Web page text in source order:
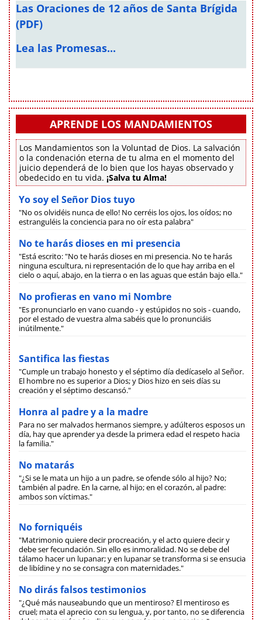
Las Oraciones de 12 años de Santa Brígida
(PDF)
Lea las Promesas...
APRENDE LOS MANDAMIENTOS
Los Mandamientos son la Voluntad de Dios. La salvación
o la condenación eterna de tu alma en el momento del
juicio dependerá de lo bien que los hayas observado y
obedecido en tu vida. ¡Salva tu Alma!
Yo soy el Señor Dios tuyo
"No os olvidéis nunca de ello! No cerréis los ojos, los oídos; no
estranguléis la conciencia para no oír esta palabra"
No te harás dioses en mi presencia
"Está escrito: "No te harás dioses en mi presencia. No te harás
ninguna escultura, ni representación de lo que hay arriba en el
cielo o aquí, abajo, en la tierra o en las aguas que están bajo ella."
No profieras en vano mi Nombre
"Es pronunciarlo en vano cuando - y estúpidos no sois - cuando,
por el estado de vuestra alma sabéis que lo pronunciáis
inútilmente."
Santifica las fiestas
"Cumple un trabajo honesto y el séptimo día dedícaselo al Señor.
El hombre no es superior a Dios; y Dios hizo en seis días su
creación y el séptimo descansó."
Honra al padre y a la madre
Para no ser malvados hermanos siempre, y adúlteros esposos un
día, hay que aprender ya desde la primera edad el respeto hacia
la familia."
No matarás
"¿Si se le mata un hijo a un padre, se ofende sólo al hijo? No;
también al padre. En la carne, al hijo; en el corazón, al padre:
ambos son víctimas."
No forniquéis
"Matrimonio quiere decir procreación, y el acto quiere decir y
debe ser fecundación. Sin ello es inmoralidad. No se debe del
tálamo hacer un lupanar; y en lupanar se transforma si se ensucia
de libídine y no se consagra con maternidades."
No dirás falsos testimonios
"¿Qué más nauseabundo que un mentiroso? El mentiroso es
cruel; mata el aprecio con su lengua, y, por tanto, no se diferencia